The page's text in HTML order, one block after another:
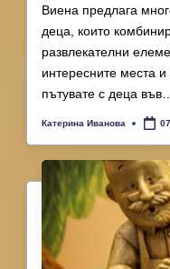
Виена предлага
деца, които
развлекателни
интересните места
пътувате с деца
Posted
Катерина Иванова